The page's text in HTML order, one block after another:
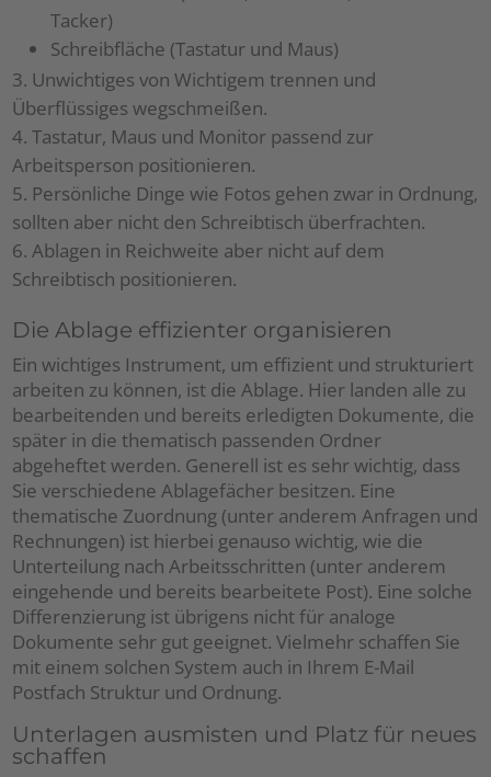
Tacker)
Schreibfläche (Tastatur und Maus)
Unwichtiges von Wichtigem trennen und
Überflüssiges wegschmeißen.
Tastatur, Maus und Monitor passend zur
Arbeitsperson positionieren.
Persönliche Dinge wie Fotos gehen zwar in Ordnung,
sollten aber nicht den Schreibtisch überfrachten.
Ablagen in Reichweite aber nicht auf dem
Schreibtisch positionieren.
Die Ablage effizienter organisieren
Ein wichtiges Instrument, um effizient und strukturiert
arbeiten zu können, ist die Ablage. Hier landen alle zu
bearbeitenden und bereits erledigten Dokumente, die
später in die thematisch passenden Ordner
abgeheftet werden. Generell ist es sehr wichtig, dass
Sie verschiedene Ablagefächer besitzen. Eine
thematische Zuordnung (unter anderem Anfragen und
Rechnungen) ist hierbei genauso wichtig, wie die
Unterteilung nach Arbeitsschritten (unter anderem
eingehende und bereits bearbeitete Post). Eine solche
Differenzierung ist übrigens nicht für analoge
Dokumente sehr gut geeignet. Vielmehr schaffen Sie
mit einem solchen System auch in Ihrem E-Mail
Postfach Struktur und Ordnung.
Unterlagen ausmisten und Platz für neues
schaffen